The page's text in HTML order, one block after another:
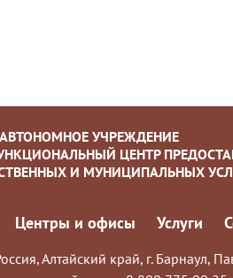
АВТОНОМНОЕ УЧРЕЖДЕНИЕ
ЦЕНТР
И МУНИЦИПАЛЬНЫХ
Центры и офисы Услуги
Алтайский край, г. Барнаул,